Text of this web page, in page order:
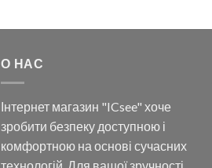
О НАС
Інтернет магазин "ICsee" хоче
зробити безпеку доступною і
комфортною на основі сучасних
технологій. Для вашої зручності